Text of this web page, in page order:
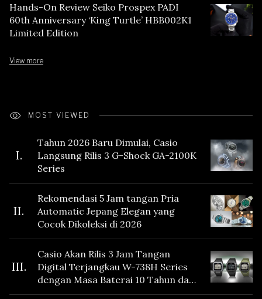
Hands-On Review Seiko Prospex PADI
60th Anniversary ‘King Turtle’ HBB002K1
Limited Edition
View more
MOST VIEWED
I.
Tahun 2026 Baru Dimulai, Casio
Langsung Rilis 3 G-Shock GA-2100K
Series
II.
Rekomendasi 5 Jam tangan Pria
Automatic Jepang Elegan yang
Cocok Dikoleksi di 2026
III.
Casio Akan Rilis 3 Jam Tangan
Digital Terjangkau W-738H Series
dengan Masa Baterai 10 Tahun dan
Fitur Vibration